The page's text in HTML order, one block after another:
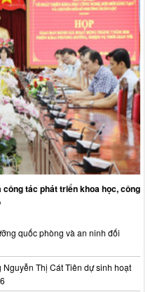
tác phát triển khoa học, công
quốc phòng và an ninh đối
Thị Cát Tiên dự sinh hoạt